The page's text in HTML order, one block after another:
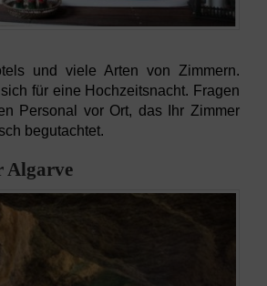
und viele Arten von Zimmern.
für eine Hochzeitsnacht. Fragen
Personal vor Ort, das Ihr Zimmer
begutachtet.
Algarve